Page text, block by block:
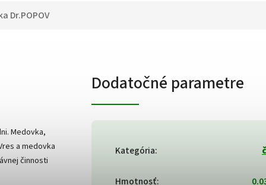
Dr.POPOV
Medovka,
a medovka
činnosti
Dodatočné parametre
Kategória:
Hmotnosť: